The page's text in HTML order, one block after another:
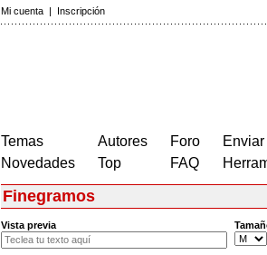
Mi cuenta | Inscripción
Temas
Novedades
Autores
Top
Foro
FAQ
Finegramos
Vista previa